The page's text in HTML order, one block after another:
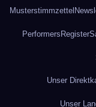
Musterstimmzettel
Performers Register
Unser
Unser